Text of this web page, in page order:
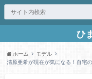
ひ
ホーム
モデル
清原亜希が現在が気になる！自宅